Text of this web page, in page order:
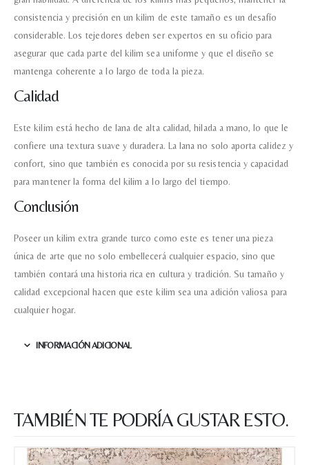
consistencia y precisión en un kilim de este tamaño es un desafío
considerable. Los tejedores deben ser expertos en su oficio para
asegurar que cada parte del kilim sea uniforme y que el diseño se
mantenga coherente a lo largo de toda la pieza.
Calidad
Este kilim está hecho de lana de alta calidad, hilada a mano, lo que le
confiere una textura suave y duradera. La lana no solo aporta calidez y
confort, sino que también es conocida por su resistencia y capacidad
para mantener la forma del kilim a lo largo del tiempo.
Conclusión
Poseer un kilim extra grande turco como este es tener una pieza
única de arte que no solo embellecerá cualquier espacio, sino que
también contará una historia rica en cultura y tradición. Su tamaño y
calidad excepcional hacen que este kilim sea una adición valiosa para
cualquier hogar.
INFORMACIÓN ADICIONAL
TAMBIÉN TE PODRÍA GUSTAR ESTO.